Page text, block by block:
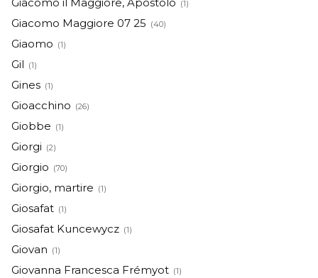
Giacomo il Maggiore, Apostolo (1)
Giacomo Maggiore 07 25 (40)
Giaomo (1)
Gil (1)
Gines (1)
Gioacchino (26)
Giobbe (1)
Giorgi (2)
Giorgio (70)
Giorgio, martire (1)
Giosafat (1)
Giosafat Kuncewycz (1)
Giovan (1)
Giovanna Francesca Frémyot (1)